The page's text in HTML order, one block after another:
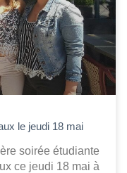
le jeudi 18 mai
soirée étudiante
ce jeudi 18 mai à